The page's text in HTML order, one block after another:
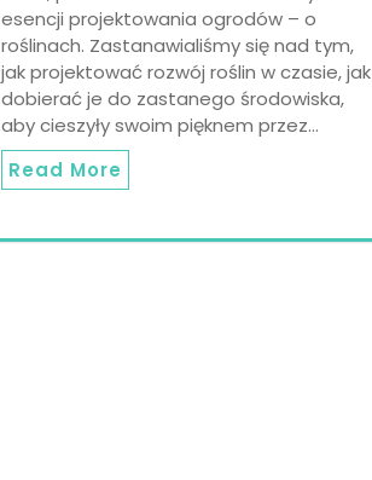
esencji projektowania ogrodów – o
roślinach. Zastanawialiśmy się nad tym,
jak projektować rozwój roślin w czasie, jak
dobierać je do zastanego środowiska,
aby cieszyły swoim pięknem przez…
Read More